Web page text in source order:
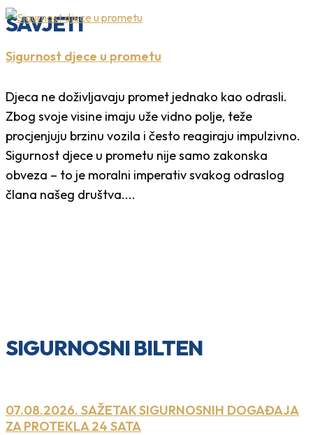
SAVJETI
Sigurnost djece u prometu
Djeca ne doživljavaju promet jednako kao odrasli.
Zbog svoje visine imaju uže vidno polje, teže
procjenjuju brzinu vozila i često reagiraju impulzivno.
Sigurnost djece u prometu nije samo zakonska
obveza – to je moralni imperativ svakog odraslog
člana našeg društva....
SIGURNOSNI BILTEN
07.08.2026. SAŽETAK SIGURNOSNIH DOGAĐAJA
ZA PROTEKLA 24 SATA